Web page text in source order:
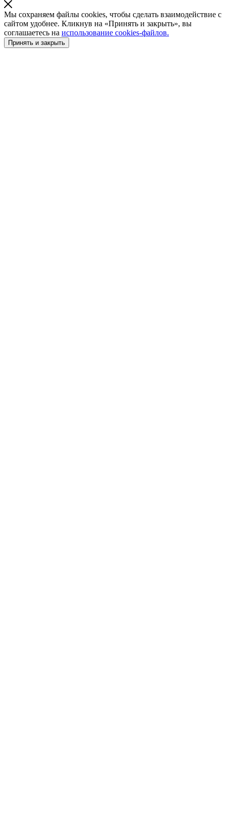
Мы сохраняем файлы cookies, чтобы сделать взаимодействие с
сайтом удобнее. Кликнув на «Принять и закрыть», вы
соглашаетесь на использование cookies-файлов.
Принять и закрыть